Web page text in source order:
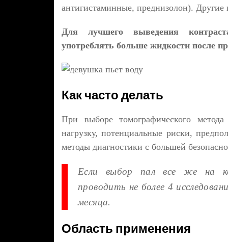
антигистаминные, преднизолон). Другие
Для лучшего выведения
употреблять больше жидкости после
Как часто делать
При выборе томографического
нагрузку, потенциальные риски,
методы диагностики с большей
Если выбор пал все же на
проводить не более 4
месяца.
Область применения